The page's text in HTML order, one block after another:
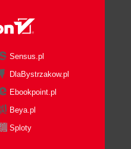
Sensus.pl
DlaBystrzakow.pl
Ebookpoint.pl
Beya.pl
Sploty